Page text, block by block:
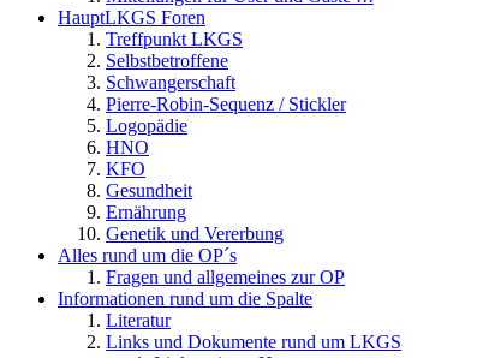
HauptLKGS Foren
Treffpunkt LKGS
Selbstbetroffene
Schwangerschaft
Pierre-Robin-Sequenz / Stickler
Logopädie
HNO
KFO
Gesundheit
Ernährung
Genetik und Vererbung
Alles rund um die OP´s
Fragen und allgemeines zur OP
Informationen rund um die Spalte
Literatur
Links und Dokumente rund um LKGS